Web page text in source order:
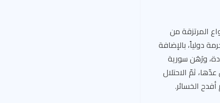
المرتزقة من
دولياً، بالإضافة
ورَهَن سورية
ثمّ الاحتلال
الخسائر.